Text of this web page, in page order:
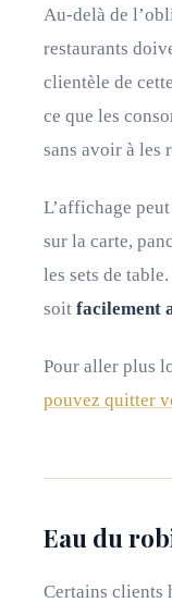
Au-delà de
restaurants
clientèle de
ce que les
sans avoir à les
L’affichage
sur la carte,
les sets de
soit facilement
Pour aller plus
pouvez quitter
Eau du
Certains clients